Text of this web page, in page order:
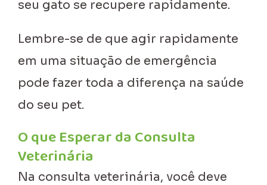
seu gato se recupere rapidamente.
Lembre-se de que agir rapidamente
em uma situação de emergência
pode fazer toda a diferença na saúde
do seu pet.
O que Esperar da Consulta
Veterinária
Na consulta veterinária, você deve